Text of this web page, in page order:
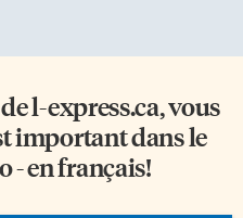
l-express.ca, vous
important dans le
- en français!